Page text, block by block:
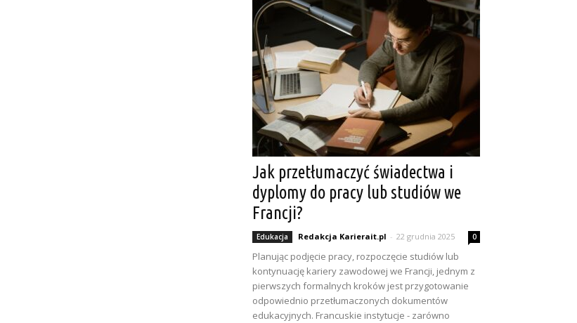
Jak przetłumaczyć świadectwa i
dyplomy do pracy lub studiów we
Francji?
Edukacja Redakcja Karierait.pl - 22 grudnia 2025 0
Planując podjęcie pracy, rozpoczęcie studiów lub
kontynuację kariery zawodowej we Francji, jednym z
pierwszych formalnych kroków jest przygotowanie
odpowiednio przetłumaczonych dokumentów
edukacyjnych. Francuskie instytucje - zarówno